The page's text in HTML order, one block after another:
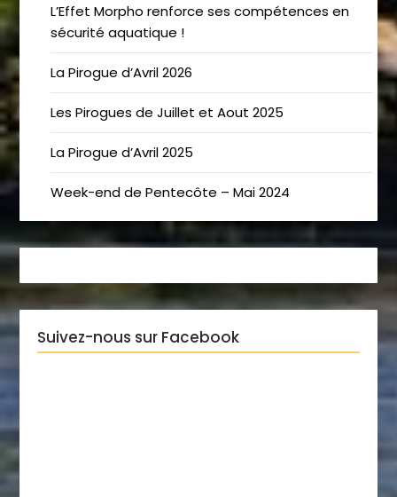
L’Effet Morpho renforce ses compétences en
sécurité aquatique !
La Pirogue d’Avril 2026
Les Pirogues de Juillet et Aout 2025
La Pirogue d’Avril 2025
Week-end de Pentecôte – Mai 2024
Suivez-nous sur Facebook